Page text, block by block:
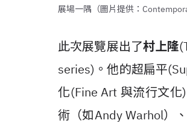
展場一隅（圖片提供：
此次展覽展出了村上隆
series)。他的超扁平
化(Fine Art 與流行文
術（如Andy Warhol）